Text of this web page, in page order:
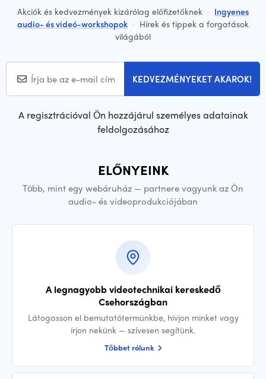
Akciók és kedvezmények kizárólag előfizetőknek · Ingyenes
audio- és videó-workshopok · Hírek és tippek a forgatások
világából
KEDVEZMÉNYEKET AKAROK!
A regisztrációval Ön hozzájárul személyes adatainak
feldolgozásához
ELŐNYEINK
Több, mint egy webáruház — partnere vagyunk az Ön
audio- és videoprodukciójában
A legnagyobb videotechnikai kereskedő
Csehországban
Látogasson el bemutatótermünkbe, hívjon minket vagy
írjon nekünk — szívesen segítünk.
Többet rólunk